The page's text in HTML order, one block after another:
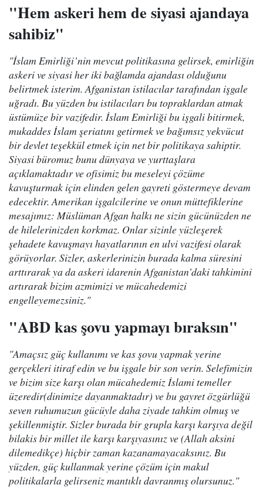
"Hem askeri hem de siyasi ajandaya
sahibiz"
"İslam Emirliği’nin mevcut politikasına gelirsek, emirliğin
askeri ve siyasi her iki bağlamda ajandası olduğunu
belirtmek isterim. Afganistan istilacılar tarafından işgale
uğradı. Bu yüzden bu istilacıları bu topraklardan atmak
üstümüze bir vazifedir. İslam Emirliği bu işgali bitirmek,
mukaddes İslam şeriatını getirmek ve bağımsız yekvücut
bir devlet teşekkül etmek için net bir politikaya sahiptir.
Siyasi büromuz bunu dünyaya ve yurttaşlara
açıklamaktadır ve ofisimiz bu meseleyi çözüme
kavuşturmak için elinden gelen gayreti göstermeye devam
edecektir. Amerikan işgalcilerine ve onun müttefiklerine
mesajımız: Müslüman Afgan halkı ne sizin gücünüzden ne
de hilelerinizden korkmaz. Onlar sizinle yüzleşerek
şehadete kavuşmayı hayatlarının en ulvi vazifesi olarak
görüyorlar. Sizler, askerlerinizin burada kalma süresini
arttırarak ya da askeri idarenin Afganistan’daki tahkimini
artırarak bizim azmimizi ve mücahedemizi
engelleyemezsiniz."
"ABD kas şovu yapmayı bıraksın"
"Amaçsız güç kullanımı ve kas şovu yapmak yerine
gerçekleri itiraf edin ve bu işgale bir son verin. Selefimizin
ve bizim size karşı olan mücahedemiz İslami temeller
üzeredir(dinimize dayanmaktadır) ve bu gayret özgürlüğü
seven ruhumuzun gücüyle daha ziyade tahkim olmuş ve
şekillenmiştir. Sizler burada bir grupla karşı karşıya değil
bilakis bir millet ile karşı karşıyasınız ve (Allah aksini
dilemedikçe) hiçbir zaman kazanamayacaksınız. Bu
yüzden, güç kullanmak yerine çözüm için makul
politikalarla gelirseniz mantıklı davranmış olursunuz."